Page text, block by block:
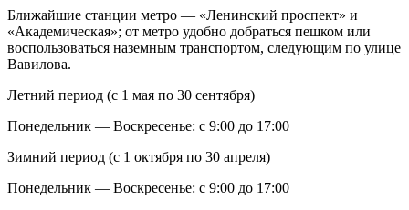
Ближайшие станции метро — «Ленинский проспект» и
«Академическая»; от метро удобно добраться пешком или
воспользоваться наземным транспортом, следующим по улице
Вавилова.
Летний период (с 1 мая по 30 сентября)
Понедельник — Воскресенье: с 9:00 до 17:00
Зимний период (с 1 октября по 30 апреля)
Понедельник — Воскресенье: с 9:00 до 17:00